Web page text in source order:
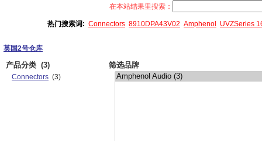
在本站结果里搜索：
热门搜索词: Connectors 8910DPA43V02 Amphenol UVZSeries
英国2号仓库
产品分类 (3)
Connectors (3)
筛选品牌